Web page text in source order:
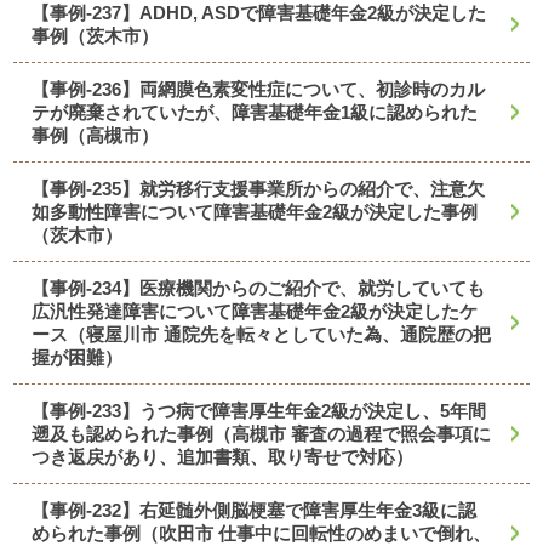
【事例-237】ADHD, ASDで障害基礎年金2級が決定した
事例（茨木市）
【事例-236】両網膜色素変性症について、初診時のカル
テが廃棄されていたが、障害基礎年金1級に認められた
事例（高槻市）
【事例-235】就労移行支援事業所からの紹介で、注意欠
如多動性障害について障害基礎年金2級が決定した事例
（茨木市）
【事例-234】医療機関からのご紹介で、就労していても
広汎性発達障害について障害基礎年金2級が決定したケ
ース（寝屋川市 通院先を転々としていた為、通院歴の把
握が困難）
【事例-233】うつ病で障害厚生年金2級が決定し、5年間
遡及も認められた事例（高槻市 審査の過程で照会事項に
つき返戻があり、追加書類、取り寄せで対応）
【事例-232】右延髄外側脳梗塞で障害厚生年金3級に認
められた事例（吹田市 仕事中に回転性のめまいで倒れ、